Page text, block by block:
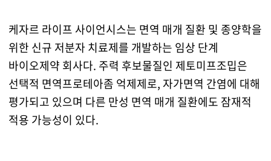
케자르 라이프 사이언시스는 면역 매개 질환 및 종양학을
위한 신규 저분자 치료제를 개발하는 임상 단계
바이오제약 회사다. 주력 후보물질인 제토미프조밉은
선택적 면역프로테아좀 억제제로, 자가면역 간염에 대해
평가되고 있으며 다른 만성 면역 매개 질환에도 잠재적
적용 가능성이 있다.